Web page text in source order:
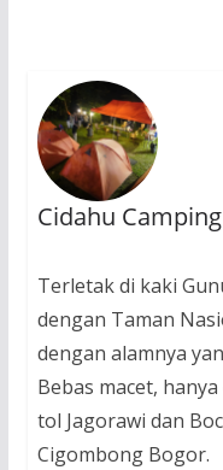
Cidahu
Terletak di kaki
dengan Taman
dengan alamnya
Bebas macet,
tol Jagorawi dan
Cigombong Bogor.